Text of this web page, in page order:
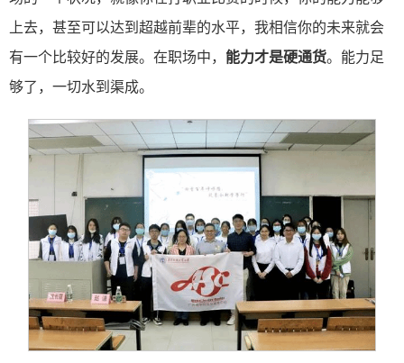
上去，甚至可以达到超越前辈的水平， 我相信你的未来就会
有一个比较好的发展。在职场中， 能力才是硬通货。能力足
够了，一切水到渠成。